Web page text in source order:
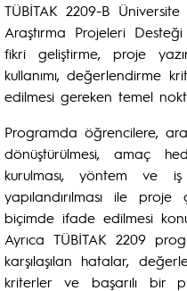
TÜBİTAK 2209-B
Araştırma Projeleri
fikri geliştirme, proje
kullanımı, değerlendirme
edilmesi gereken temel
Programda öğrencilere,
dönüştürülmesi, amaç
kurulması, yöntem ve
yapılandırılması ile proje
biçimde ifade edilmesi
Ayrıca TÜBİTAK 2209
karşılaşılan hatalar,
kriterler ve başarılı bir